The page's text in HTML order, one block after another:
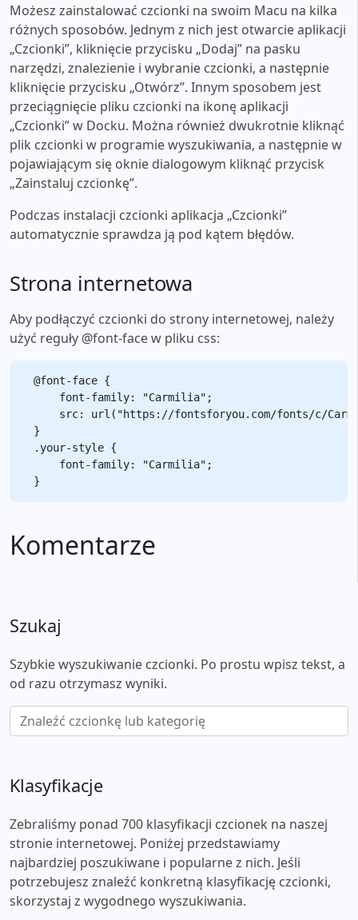
Możesz zainstalować czcionki na swoim Macu na kilka
różnych sposobów. Jednym z nich jest otwarcie aplikacji
„Czcionki”, kliknięcie przycisku „Dodaj” na pasku
narzędzi, znalezienie i wybranie czcionki, a następnie
kliknięcie przycisku „Otwórz”. Innym sposobem jest
przeciągnięcie pliku czcionki na ikonę aplikacji
„Czcionki” w Docku. Można również dwukrotnie kliknąć
plik czcionki w programie wyszukiwania, a następnie w
pojawiającym się oknie dialogowym kliknąć przycisk
„Zainstaluj czcionkę”.
Podczas instalacji czcionki aplikacja „Czcionki”
automatycznie sprawdza ją pod kątem błędów.
Strona internetowa
Aby podłączyć czcionki do strony internetowej, należy
użyć reguły @font-face w pliku css:
@font-face {
    font-family: "Carmilia";
src: url("https://fontsforyou.com/fonts/c/
}
.your-style {
    font-family: "Carmilia";
Komentarze
Szukaj
Szybkie wyszukiwanie czcionki. Po prostu wpisz tekst, a
od razu otrzymasz wyniki.
Klasyfikacje
Zebraliśmy ponad 700 klasyfikacji czcionek na naszej
stronie internetowej. Poniżej przedstawiamy
najbardziej poszukiwane i popularne z nich. Jeśli
potrzebujesz znaleźć konkretną klasyfikację czcionki,
skorzystaj z wygodnego wyszukiwania.